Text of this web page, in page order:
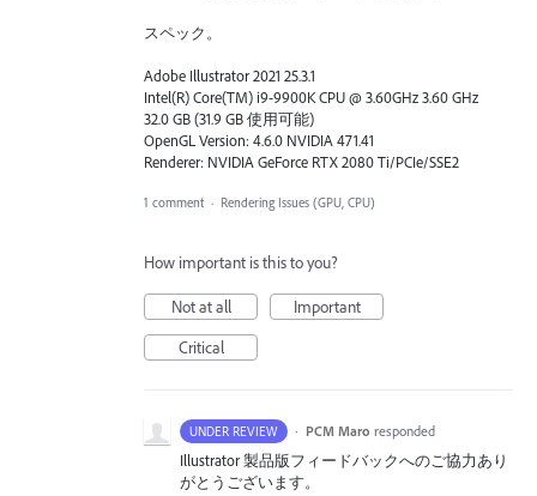
スペック。
Adobe Illustrator 2021 25.3.1
Intel(R) Core(TM) i9-9900K CPU @ 3.60GHz 3.60 GHz
32.0 GB (31.9 GB 使用可能)
OpenGL Version: 4.6.0 NVIDIA 471.41
Renderer: NVIDIA GeForce RTX 2080 Ti/PCIe/SSE2
1 comment · Rendering Issues (GPU, CPU)
How important is this to you?
Not at all
Important
Critical
UNDER REVIEW · PCM Maro responded
Illustrator 製品版フィードバックへのご協力あり
がとうございます。